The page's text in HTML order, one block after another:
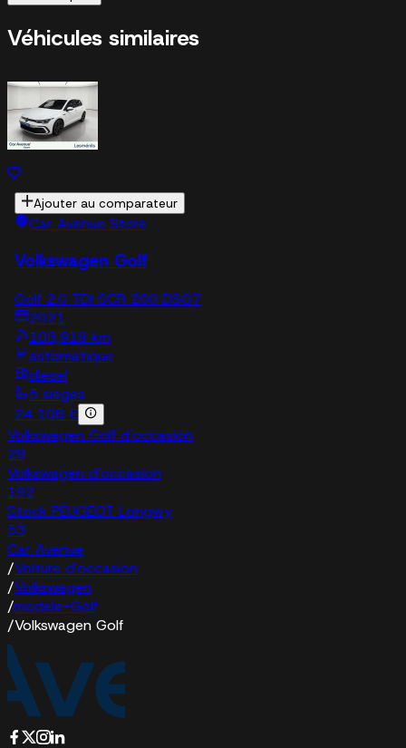
Véhicules similaires
Ajouter au comparateur
Car Avenue Store
Volkswagen Golf
Golf 2.0 TDI SCR 200 DSG7
2021
103,919 km
automatique
diesel
5 sieges
24 108 €
Volkswagen Golf d'occasion
29
Volkswagen d'occasion
192
Stock PEUGEOT Longwy
53
Car Avenue
/Voiture d'occasion
/Volkswagen
/modele-Golf
/Volkswagen Golf